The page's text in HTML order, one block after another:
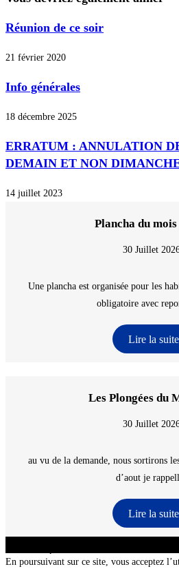
Réunion de ce soir
21 février 2020
Info générales
18 décembre 2025
ERRATUM : ANNULATION
DEMAIN ET NON
14 juillet 2023
Plancha du mois
30 Juillet
Une plancha est organisée pour les
obligatoire avec
Lire la suite
Les Plongées du
30 Juillet
au vu de la demande, nous sortirons
d’aout je
Lire la suite
En poursuivant sur ce site, vous acceptez